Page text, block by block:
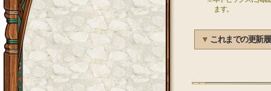
ます。
▼ これまでの更新